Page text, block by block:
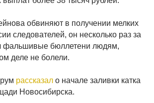
обвиняют в получении мелких
следователей, он несколько раз за
фальшивые бюллетени людям,
деле не болели.
рассказал о начале заливки катка
Новосибирска.